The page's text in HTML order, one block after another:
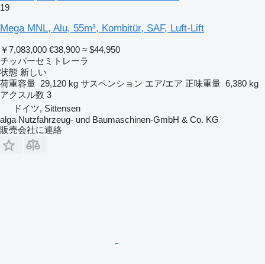
19
Mega MNL, Alu, 55m³, Kombitür, SAF, Luft-Lift
￥7,083,000 €38,900 ≈ $44,950
チッパーセミトレーラ
状態 新しい
荷重容量 29,120 kg サスペンション エア/エア 正味重量 6,380 kg
アクスル数 3
ドイツ, Sittensen
alga Nutzfahrzeug- und Baumaschinen-GmbH & Co. KG
販売会社に連絡